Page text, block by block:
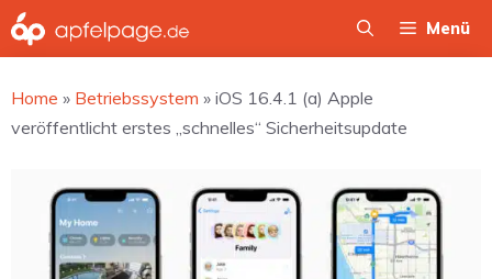
Zum
Inhalt
Menü
Home » Betriebssystem » iOS 16.4.1 (a) Apple
veröffentlicht erstes „schnelles“ Sicherheitsupdate